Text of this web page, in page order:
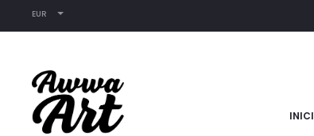
EUR